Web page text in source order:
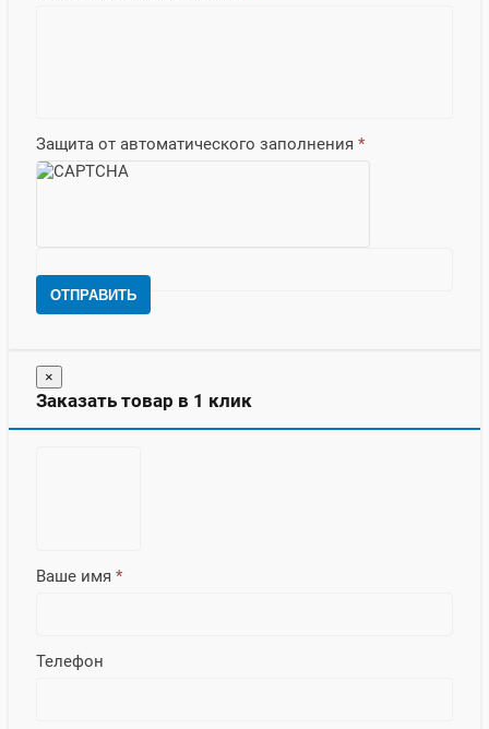
Защита от автоматического заполнения *
ОТПРАВИТЬ
×
Заказать товар в 1 клик
Ваше имя *
Телефон